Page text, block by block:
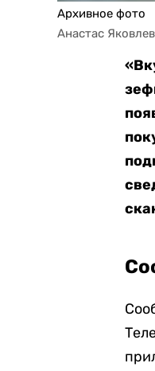
Архивное фото
Анастас